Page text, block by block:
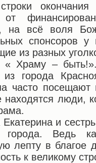
от
на всё воля
спонсоров у
из разных
« Храму –
из города
часто
находятся люди,
и
города. Ведь
лепту в благое
к великому